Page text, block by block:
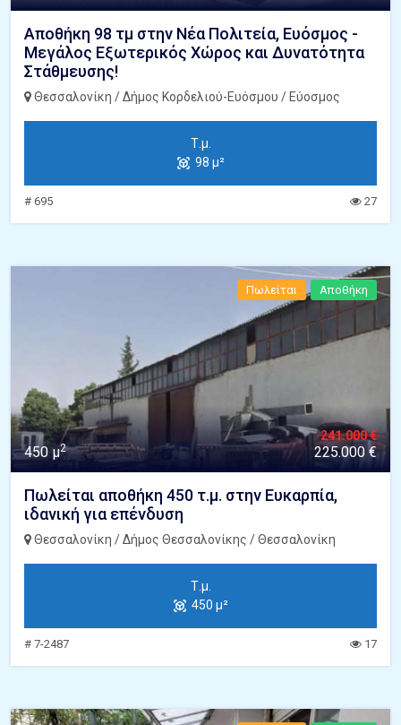
Αποθήκη 98 τμ στην Νέα Πολιτεία, Ευόσμος -
Μεγάλος Εξωτερικός Χώρος και Δυνατότητα
Στάθμευσης!
Θεσσαλονίκη / Δήμος Κορδελιού-Ευόσμου / Εύοσμος
Τ.μ.
98 μ²
# 695 27
Πωλείται Αποθήκη
450 μ2
241.000 €
225.000 €
Πωλείται αποθήκη 450 τ.μ. στην Ευκαρπία,
ιδανική για επένδυση
Θεσσαλονίκη / Δήμος Θεσσαλονίκης / Θεσσαλονίκη
Τ.μ.
450 μ²
# 7-2487 17